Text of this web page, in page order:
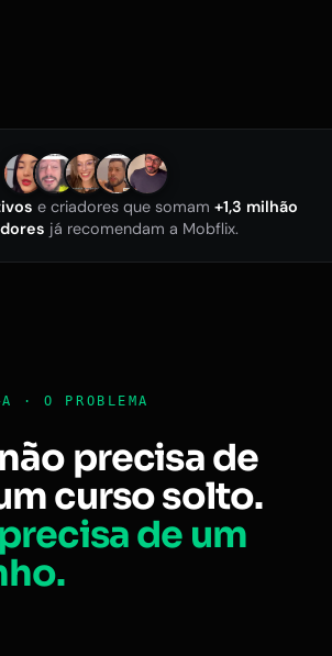
e criadores que somam +1,3 milhão
já recomendam a Mobflix.
· O PROBLEMA
precisa de
curso solto.
de um